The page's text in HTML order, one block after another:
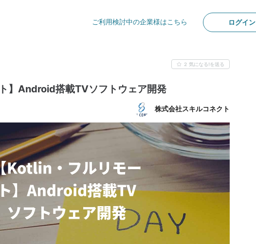
ご利用検討中の企業様はこちら ログイン
2 気になる!を送る
】Android搭載TVソフトウェア開発
株式会社スキルコネクト